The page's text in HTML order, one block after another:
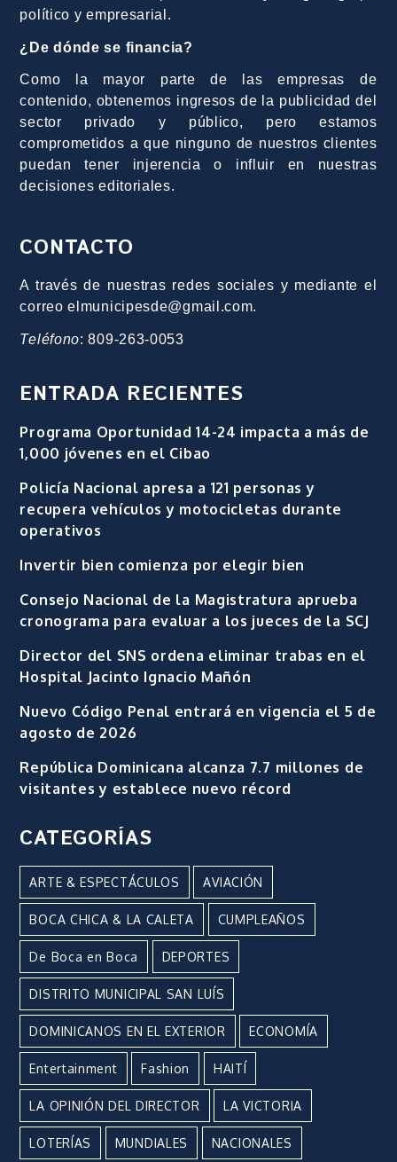
político y empresarial.
¿De dónde se financia?
Como la mayor parte de las empresas de
contenido, obtenemos ingresos de la publicidad del
sector privado y público, pero estamos
comprometidos a que ninguno de nuestros clientes
puedan tener injerencia o influir en nuestras
decisiones editoriales.
CONTACTO
A través de nuestras redes sociales y mediante el
correo elmunicipesde@gmail.com.
Teléfono: 809-263-0053
ENTRADA RECIENTES
Programa Oportunidad 14-24 impacta a más de
1,000 jóvenes en el Cibao
Policía Nacional apresa a 121 personas y
recupera vehículos y motocicletas durante
operativos
Invertir bien comienza por elegir bien
Consejo Nacional de la Magistratura aprueba
cronograma para evaluar a los jueces de la SCJ
Director del SNS ordena eliminar trabas en el
Hospital Jacinto Ignacio Mañón
Nuevo Código Penal entrará en vigencia el 5 de
agosto de 2026
República Dominicana alcanza 7.7 millones de
visitantes y establece nuevo récord
CATEGORÍAS
ARTE & ESPECTÁCULOS AVIACIÓN
BOCA CHICA & LA CALETA CUMPLEAÑOS
De Boca en Boca DEPORTES
DISTRITO MUNICIPAL SAN LUÍS
DOMINICANOS EN EL EXTERIOR ECONOMÍA
Entertainment Fashion HAITÍ
LA OPINIÓN DEL DIRECTOR LA VICTORIA
LOTERÍAS MUNDIALES NACIONALES